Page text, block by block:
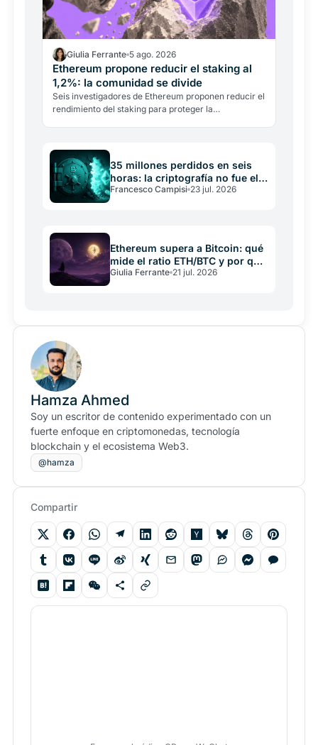
Giulia Ferrante 5 ago. 2026
Ethereum propone reducir el staking al
1,2%: la comunidad se divide
Seis investigadores de Ethereum proponen reducir el
rendimiento del staking para proteger la
35 millones perdidos en seis
horas: la criptografía no fue el
problema
Francesco Campisi 23 jul. 2026
Ethereum supera a Bitcoin: qué
mide el ratio ETH/BTC y por qué
importa
Giulia Ferrante 21 jul. 2026
Hamza Ahmed
Soy un escritor de contenido experimentado con un
fuerte enfoque en criptomonedas, tecnología
blockchain y el ecosistema Web3.
@hamza
Compartir